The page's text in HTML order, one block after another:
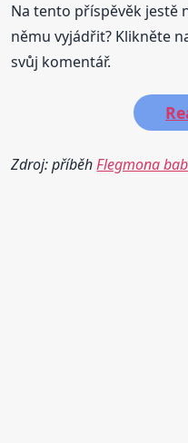
Na tento příspěvěk jestě
němu vyjádřit? Klikněte
svůj komentář.
Zdroj: příběhFlegmona